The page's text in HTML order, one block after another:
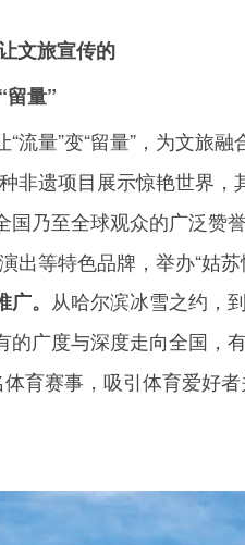
文旅宣传的
留量”
量”变“留量”，为文旅融
种非遗项目展示惊艳世界，
乃至全球观众的广泛赞誉
出等特色品牌，举办“姑
。 从哈尔滨冰雪之约，
广度与深度走向全国，
育赛事，吸引体育爱好